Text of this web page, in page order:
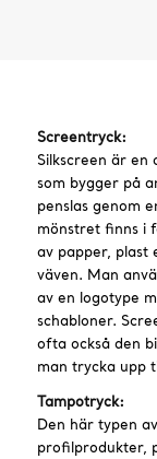
Screentryck:
Silkscreen är en
som bygger på
penslas genom
mönstret finns i
av papper, plast
väven. Man
av en logotype
schabloner.
ofta också den
man trycka upp
Tampotryck:
Den här typen
profilprodukter,